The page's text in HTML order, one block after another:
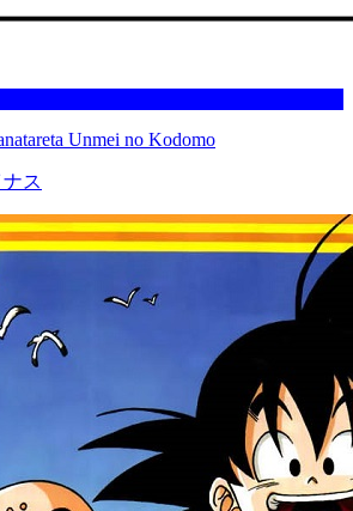
Unmei no Kodomo
ス